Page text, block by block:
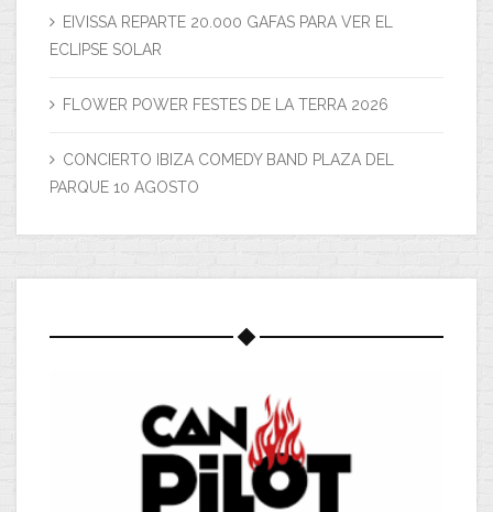
EIVISSA REPARTE 20.000 GAFAS PARA VER EL
ECLIPSE SOLAR
FLOWER POWER FESTES DE LA TERRA 2026
CONCIERTO IBIZA COMEDY BAND PLAZA DEL
PARQUE 10 AGOSTO